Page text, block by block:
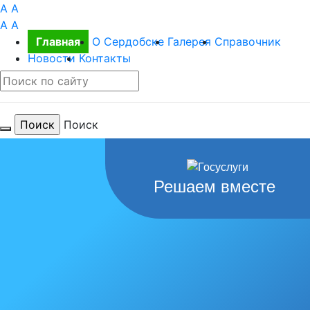
A A
A A
Главная
О Сердобске Галерея Справочник
Новости Контакты
Поиск
Решаем вместе
Для тебя